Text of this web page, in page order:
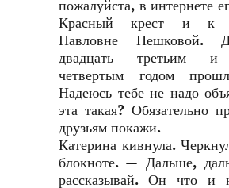
пожалуйста, в интернете
Красный крест и к
Павловне Пешковой.
двадцать третьим и
четвертым годом
Надеюсь тебе не надо
эта такая? Обязательно
друзьям покажи.
Катерина кивнула.
блокноте. — Дальше,
рассказывай. Он что и